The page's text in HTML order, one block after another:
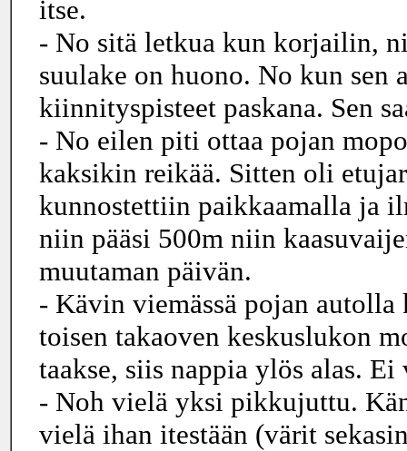
itse.
- No sitä letkua kun korjailin,
suulake on huono. No kun
kiinnityspisteet paskana. Sen
- No eilen piti ottaa pojan
kaksikin reikää. Sitten oli
kunnostettiin paikkaamalla ja
niin pääsi 500m niin
muutaman päivän.
- Kävin viemässä pojan
toisen takaoven keskuslukon
taakse, siis nappia ylös alas.
- Noh vielä yksi pikkujuttu.
vielä ihan itestään (värit